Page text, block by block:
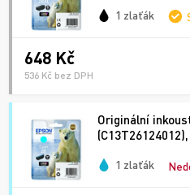
1 zlaťák
648 Kč
536 Kč bez DPH
Originální
1 zlaťák